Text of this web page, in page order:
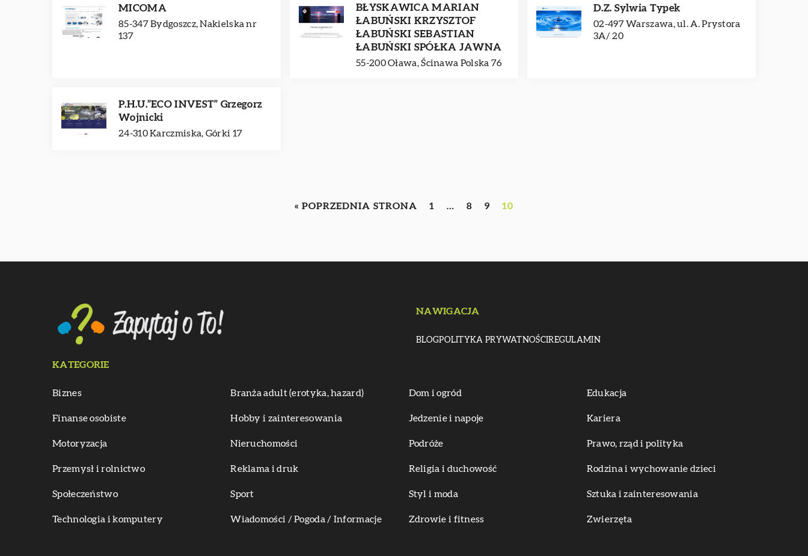
MICOMA
85-347 Bydgoszcz, Nakielska nr
137
BŁYSKAWICA MARIAN
ŁABUŃSKI KRZYSZTOF
ŁABUŃSKI SEBASTIAN
ŁABUŃSKI SPÓŁKA JAWNA
55-200 Oława, Ścinawa Polska 76
D.Z. Sylwia Typek
02-497 Warszawa, ul. A. Prystora
3A/ 20
P.H.U.”ECO INVEST” Grzegorz
Wojnicki
24-310 Karczmiska, Górki 17
« POPRZEDNIA STRONA 1 … 8 9 10
NAWIGACJA
BLOGPOLITYKA PRYWATNOŚCIREGULAMIN
KATEGORIE
Biznes Branża adult (erotyka, hazard) Dom i ogród Edukacja
Finanse osobiste Hobby i zainteresowania Jedzenie i napoje Kariera
Motoryzacja Nieruchomości Podróże Prawo, rząd i polityka
Przemysł i rolnictwo Reklama i druk Religia i duchowość Rodzina i wychowanie dzieci
Społeczeństwo Sport Styl i moda Sztuka i zainteresowania
Technologia i komputery Wiadomości / Pogoda / Informacje Zdrowie i fitness Zwierzęta